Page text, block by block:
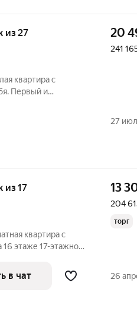
из 27
квартира с
Первый и
20
241
27
из 17
квартира с
этаже 17-этажного
13
204
торг
в чат 26